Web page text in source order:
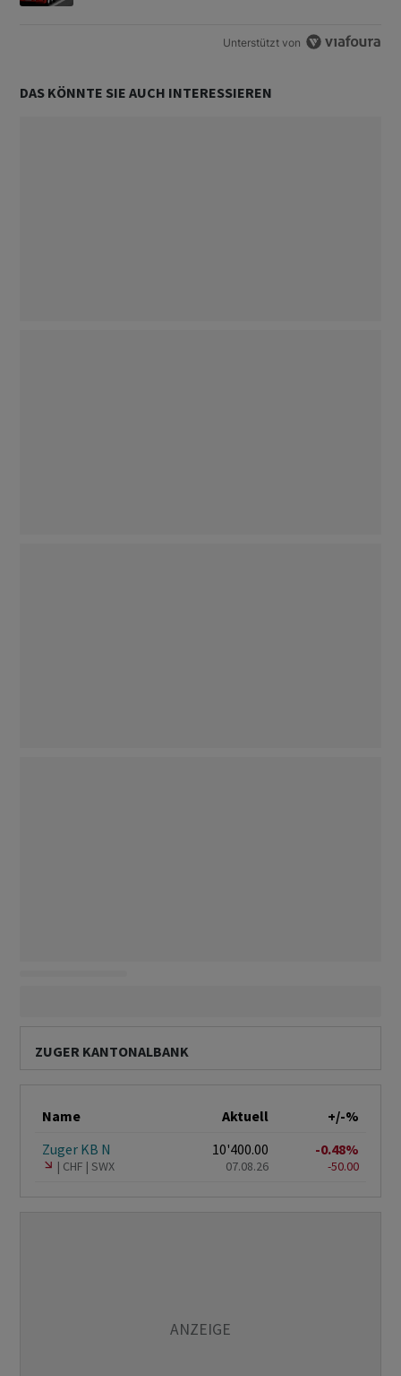
Unterstützt von
DAS KÖNNTE SIE AUCH INTERESSIEREN
ZUGER KANTONALBANK
Name Aktuell
+/-%
Zuger KB N
CHF SWX
10'400.00
07.08.26
-0.48%
-50.00